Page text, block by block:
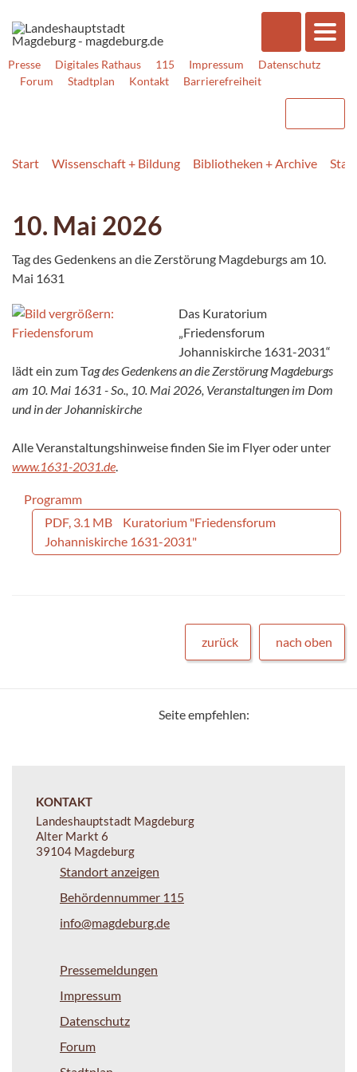
Presse Digitales Rathaus 115 Impressum
Datenschutz
Forum
Stadtplan Kontakt Barrierefreiheit
Start Wissenschaft + Bildung Bibliotheken + Archive
10. Mai 2026
Tag des Gedenkens an die Zerstörung Magdeburgs am 10.
Mai 1631
Das Kuratorium
„Friedensforum
Johanniskirche 1631-2031“
lädt ein zum Tag des Gedenkens an die Zerstörung Magdeburgs
am 10. Mai 1631 - So., 10. Mai 2026, Veranstaltungen im Dom
und in der Johanniskirche
Alle Veranstaltungshinweise finden Sie im Flyer oder unter
www.1631-2031.de
Programm
PDF, 3.1 MB
Kuratorium "Friedensforum
Johanniskirche 1631-2031"
zurück nach oben
Seite empfehlen:
KONTAKT
Landeshauptstadt Magdeburg
Alter Markt 6
39104 Magdeburg
Standort anzeigen
Behördennummer 115
info@magdeburg.de
Pressemeldungen
Impressum
Datenschutz
Forum